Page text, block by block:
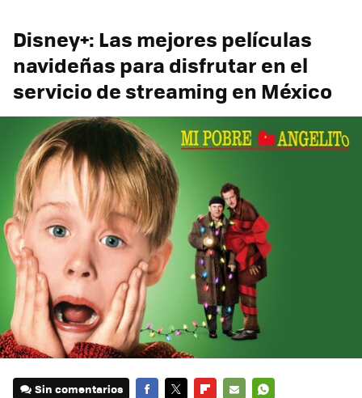
Disney+: Las mejores películas
navideñas para disfrutar en el
servicio de streaming en México
Sin comentarios